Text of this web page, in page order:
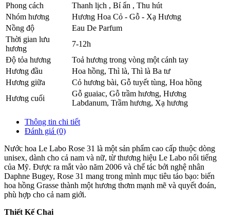
Phong cách
Thanh lịch , Bí ẩn , Thu hút
Nhóm hương
Hương Hoa Cỏ - Gỗ - Xạ Hương
Nồng độ
Eau De Parfum
Thời gian lưu
hương
7-12h
Độ tỏa hương
Toả hương trong vòng một cánh tay
Hương đầu
Hoa hồng, Thì là, Thì là Ba tư
Hương giữa
Cỏ hương bài, Gỗ tuyết tùng, Hoa hồng
Hương cuối
Gỗ guaiac, Gỗ trầm hương, Hương
Labdanum, Trầm hương, Xạ hương
Thông tin chi tiết
Đánh giá (0)
Nước hoa Le Labo Rose 31 là một sản phẩm cao cấp thuộc dòng
unisex, dành cho cả nam và nữ, từ thương hiệu Le Labo nổi tiếng
của Mỹ. Được ra mắt vào năm 2006 và chế tác bởi nghệ nhân
Daphne Bugey, Rose 31 mang trong mình mục tiêu táo bạo: biến
hoa hồng Grasse thành một hương thơm mạnh mẽ và quyết đoán,
phù hợp cho cả nam giới.
Thiết Kế Chai